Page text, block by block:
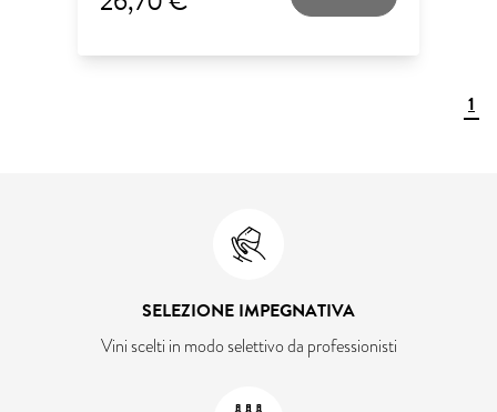
1
SELEZIONE IMPEGNATIVA
Vini scelti in modo selettivo da professionisti